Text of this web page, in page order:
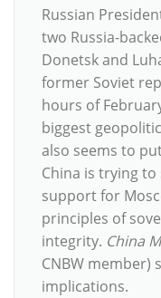
Russian
two Russia-
Donetsk and
former Soviet
hours of
biggest
also seems to
China is trying
support for
principles of
integrity. China
CNBW member)
implications.